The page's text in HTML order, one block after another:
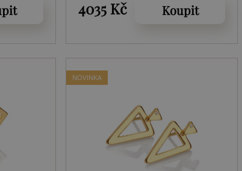
Edit String DE896
4035 Kč Koupit
NOVINKA